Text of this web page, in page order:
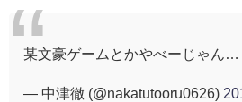
某文豪ゲームとかやべーじゃん…
— 中津徹 (@nakatutooru0626)